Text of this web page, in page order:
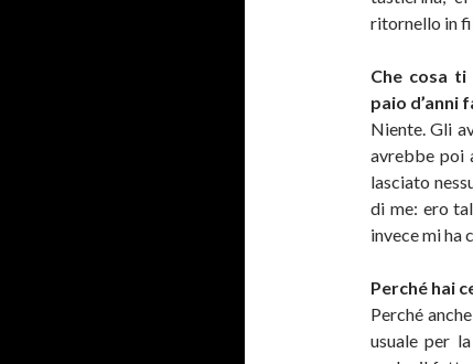
ritornello in
Che cosa
paio d’anni
Niente. Gli
avrebbe poi
lasciato
di me: ero
invece mi ha
Perché hai
Perché
usuale per